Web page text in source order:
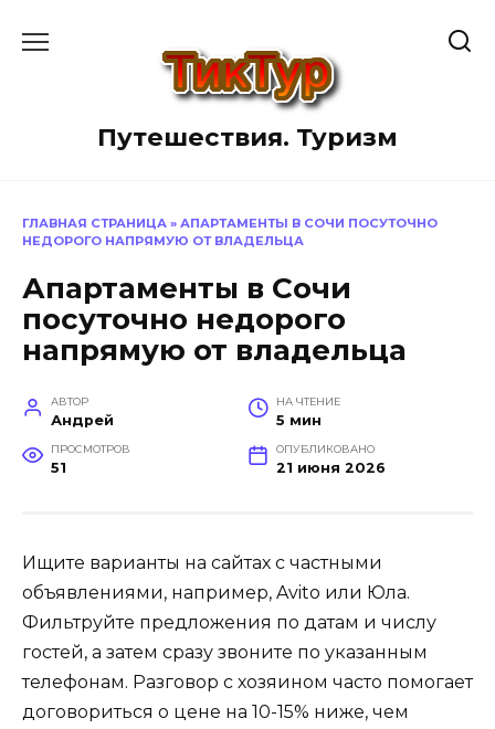
Путешествия. Туризм
ГЛАВНАЯ СТРАНИЦА » АПАРТАМЕНТЫ В СОЧИ ПОСУТОЧНО
НЕДОРОГО НАПРЯМУЮ ОТ ВЛАДЕЛЬЦА
Апартаменты в Сочи
посуточно недорого
напрямую от владельца
АВТОР
Андрей
НА ЧТЕНИЕ
5 мин
ПРОСМОТРОВ
51
ОПУБЛИКОВАНО
21 июня 2026
Ищите варианты на сайтах с частными
объявлениями, например, Avito или Юла.
Фильтруйте предложения по датам и числу
гостей, а затем сразу звоните по указанным
телефонам. Разговор с хозяином часто помогает
договориться о цене на 10-15% ниже, чем